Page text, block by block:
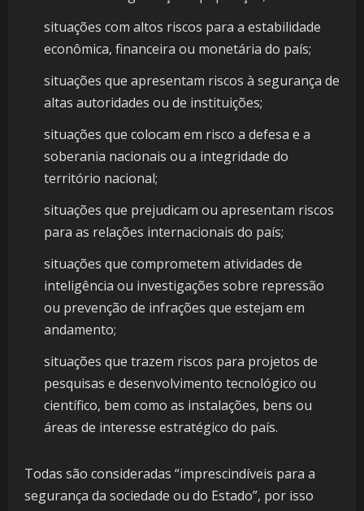
situações com altos riscos para a estabilidade
econômica, financeira ou monetária do país;
situações que apresentam riscos à segurança de
altas autoridades ou de instituições;
situações que colocam em risco a defesa e a
soberania nacionais ou a integridade do
território nacional;
situações que prejudicam ou apresentam riscos
para as relações internacionais do país;
situações que comprometem atividades de
inteligência ou investigações sobre repressão
ou prevenção de infrações que estejam em
andamento;
situações que trazem riscos para projetos de
pesquisas e desenvolvimento tecnológico ou
científico, bem como as instalações, bens ou
áreas de interesse estratégico do país.
Todas são consideradas “imprescindíveis para a
segurança da sociedade ou do Estado”, por isso